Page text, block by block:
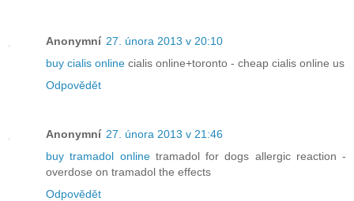
Anonymní 27. února 2013 v 20:10
buy cialis online cialis online+toronto - cheap cialis online us
Odpovědět
Anonymní 27. února 2013 v 21:46
buy tramadol onlinetramadol for dogs allergic reaction -
overdose on tramadol the effects
Odpovědět